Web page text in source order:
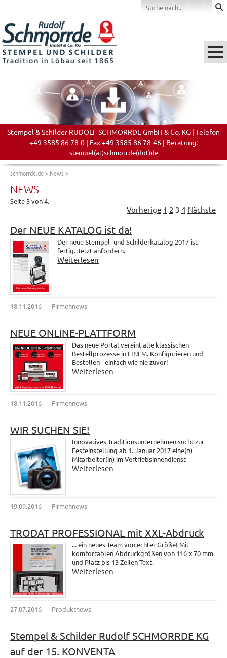
Stempel & Schilder RUDOLF SCHMORRDE GmbH & Co. KG | Telefon
+49 3585 86 78-0 | Fax +49 3585 86 78-46 | Beratung:
stempel(at)schmorrde(dot)de
schmorrde.de> News>
NEWS
Seite 3 von 4.
Vorherige 1 2 3 4 Nächste
Der NEUE KATALOG ist da!
Der neue Stempel- und Schilderkatalog 2017 ist
fertig. Jetzt anfordern.
Weiterlesen
18.11.2016 Firmennews
NEUE ONLINE-PLATTFORM
Das neue Portal vereint alle klassischen
Bestellprozesse in EINEM. Konfigurieren und
Bestellen - einfach wie nie zuvor!
Weiterlesen
18.11.2016 Firmennews
WIR SUCHEN SIE!
Innovatives Traditionsunternehmen sucht zur
Festeinstellung ab 1. Januar 2017 eine(n)
Mitarbeiter(in) im Vertriebsinnendienst
Weiterlesen
19.09.2016 Firmennews
TRODAT PROFESSIONAL mit XXL-Abdruck
... ein neues Team von echter Größe! Mit
komfortablen Abdruckgrößen von 116 x 70 mm
und Platz bis 13 Zeilen Text.
Weiterlesen
27.07.2016 Produktnews
Stempel & Schilder Rudolf SCHMORRDE KG
auf der 15. KONVENTA